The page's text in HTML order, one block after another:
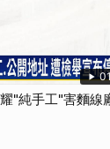
"純手工"害麵線